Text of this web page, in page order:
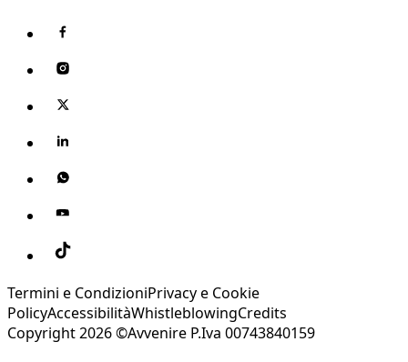
Termini e CondizioniPrivacy e Cookie
PolicyAccessibilitàWhistleblowingCredits
Copyright 2026 ©Avvenire P.Iva 00743840159